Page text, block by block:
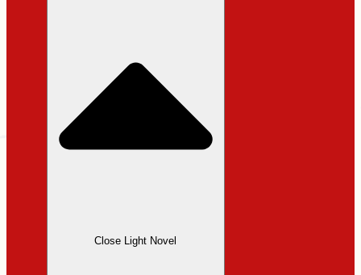
Close Light Novel